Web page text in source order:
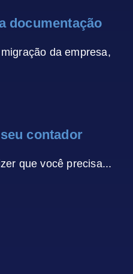
documentação
da empresa,
contador
que você precisa...